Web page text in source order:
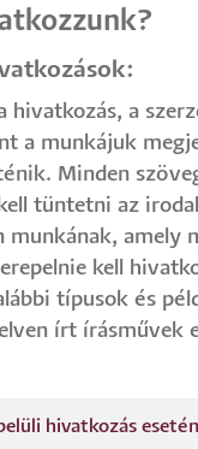
hivatkozás, a
a munkájuk
Minden
tüntetni az
munkának, amely
kell
típusok és
írt írásművek
hivatkozás esetén